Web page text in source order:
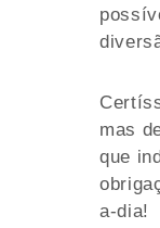
mas
que
a-dia!